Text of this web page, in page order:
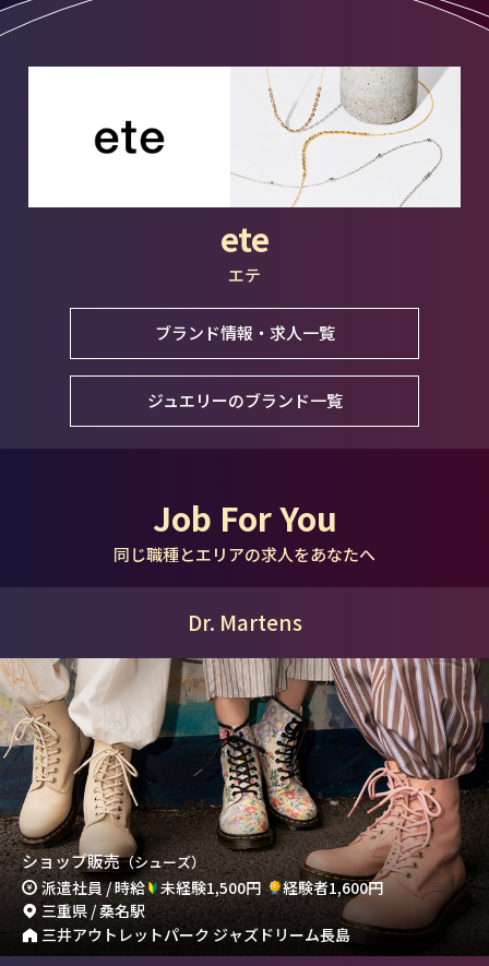
ete
エテ
ブランド情報・求人一覧
ジュエリーのブランド一覧
Job For You
同じ職種とエリアの求人をあなたへ
Dr. Martens
ショップ販売（シューズ）
派遣社員 / 時給 未経験1,500円
経験者1,600円
三重県 / 桑名駅
三井アウトレットパーク ジャズドリーム長島